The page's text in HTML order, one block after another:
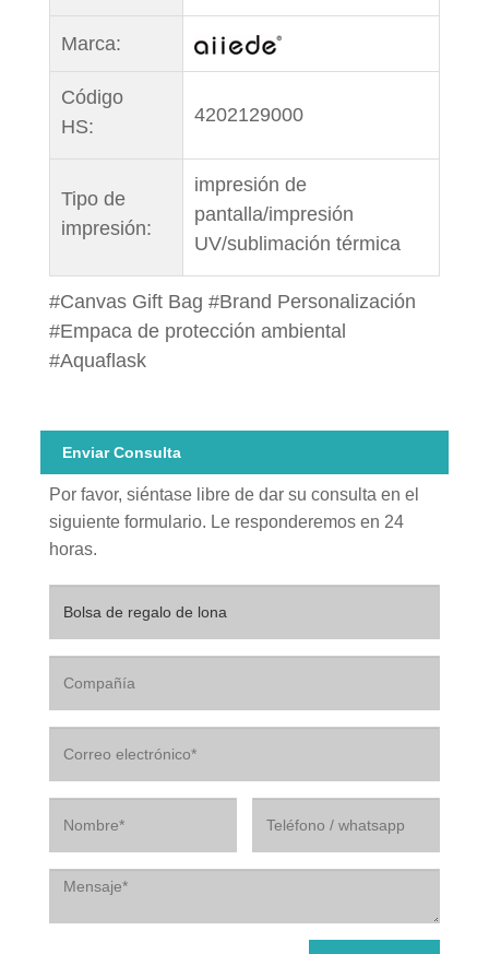
Marca:
Código
HS:
4202129000
Tipo de
impresión:
impresión de
pantalla/impresión
UV/sublimación térmica
#Canvas Gift Bag #Brand Personalización
#Empaca de protección ambiental
#Aquaflask
Enviar Consulta
Por favor, siéntase libre de dar su consulta en el
siguiente formulario. Le responderemos en 24
horas.